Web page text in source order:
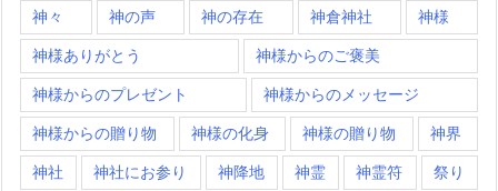
神々 神の声 神の存在 神倉神社 神様
神様ありがとう 神様からのご褒美
神様からのプレゼント 神様からのメッセージ
神様からの贈り物 神様の化身 神様の贈り物 神界
神社 神社にお参り 神降地 神霊 神霊符 祭り